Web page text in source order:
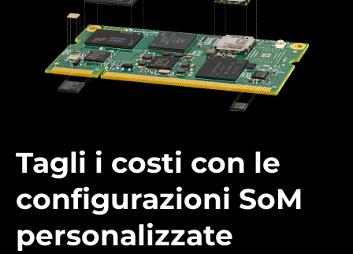
Tagli i costi con le
configurazioni SoM
personalizzate